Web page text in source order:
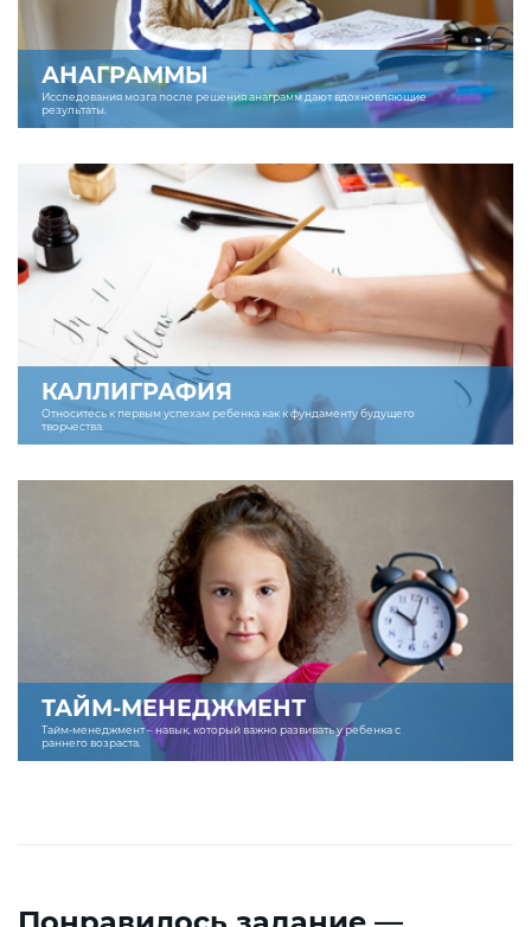
АНАГРАММЫ
Исследования мозга после решения анаграмм дают вдохновляющие
результаты.
КАЛЛИГРАФИЯ
Относитесь к первым успехам ребенка как к фундаменту будущего
творчества.
ТАЙМ-МЕНЕДЖМЕНТ
Тайм-менеджмент – навык, который важно развивать у ребенка с
раннего возраста.